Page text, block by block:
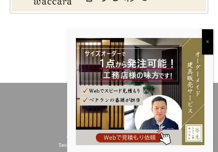
Copyright © 谷元フスマ工飾株式会社／
Tanimoto Fusuma Kosyoku Inc. All rights reserved.